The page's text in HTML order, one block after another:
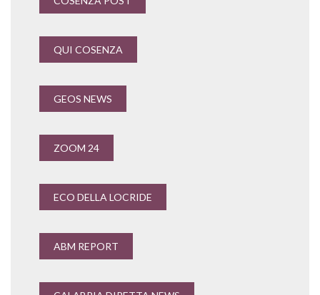
QUI COSENZA
GEOS NEWS
ZOOM 24
ECO DELLA LOCRIDE
ABM REPORT